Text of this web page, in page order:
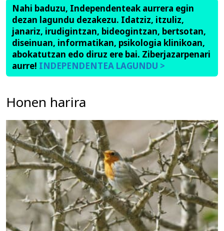
Nahi baduzu, Independenteak aurrera egin
dezan lagundu dezakezu. Idatziz, itzuliz,
janariz, irudigintzan, bideogintzan, bertsotan,
diseinuan, informatikan, psikologia klinikoan,
abokatutzan edo diruz ere bai. Ziberjazarpenari
aurre! INDEPENDENTEA LAGUNDU >
Honen harira